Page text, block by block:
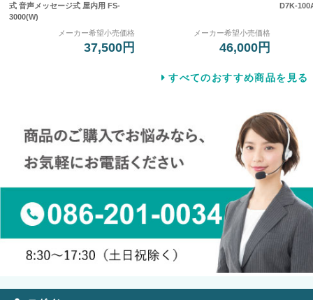
式 音声メッセージ式 屋内用 FS-
3000(W)
メーカー希望小売価格
37,500円
メーカー希望小売価格
46,000円
D7K-
すべてのおすすめ商品を見る